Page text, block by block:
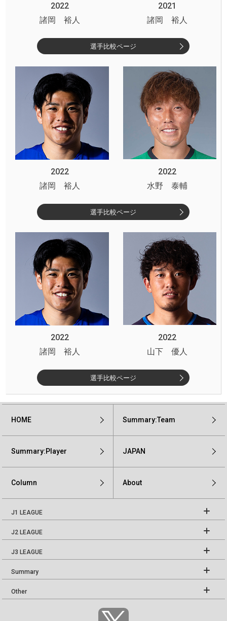
2022
2021
諸岡 裕人
諸岡 裕人
選手比較ページ
2022
2022
諸岡 裕人
水野 泰輔
選手比較ページ
2022
2022
諸岡 裕人
山下 優人
選手比較ページ
HOME Summary:Team
Summary:Player JAPAN
Column About
J1 LEAGUE
J2 LEAGUE
J3 LEAGUE
Summary
Other